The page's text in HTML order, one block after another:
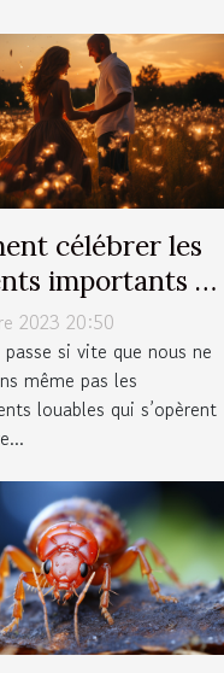
célébrer les
importants de
?
2023 20:50
si vite que nous ne
même pas les
louables qui s’opèrent